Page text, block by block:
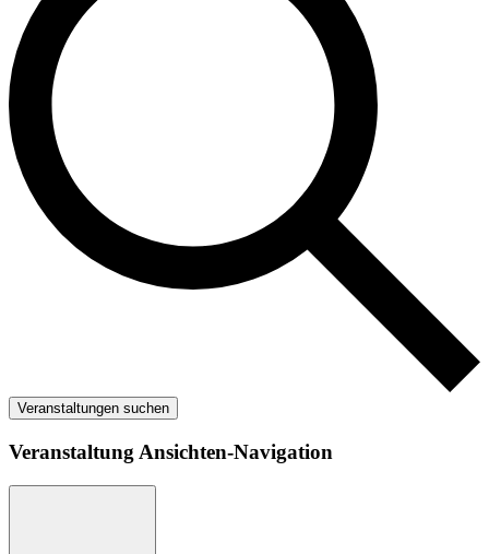
Veranstaltungen suchen
Veranstaltung Ansichten-Navigation